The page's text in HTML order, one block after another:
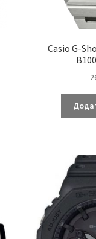
Casio G-